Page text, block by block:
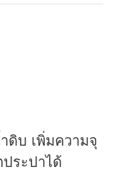
ดิบ เพิ่มความจุ
ระปาได้